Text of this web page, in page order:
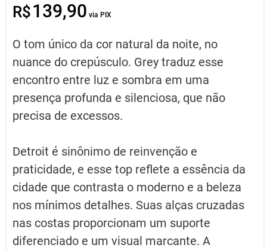
R$139,90
era:
R$139,90.
é:
R$69,95.
O tom único da cor natural da noite, no
nuance do crepúsculo. Grey traduz esse
encontro entre luz e sombra em uma
presença profunda e silenciosa, que não
precisa de excessos.
Detroit é sinônimo de reinvenção e
praticidade, e esse top reflete a essência da
cidade que contrasta o moderno e a beleza
nos mínimos detalhes. Suas alças cruzadas
nas costas proporcionam um suporte
diferenciado e um visual marcante. A